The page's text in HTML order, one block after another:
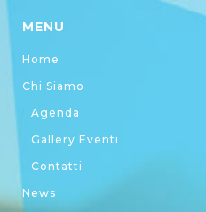
MENU
Home
Chi Siamo
Agenda
Gallery Eventi
Contatti
News